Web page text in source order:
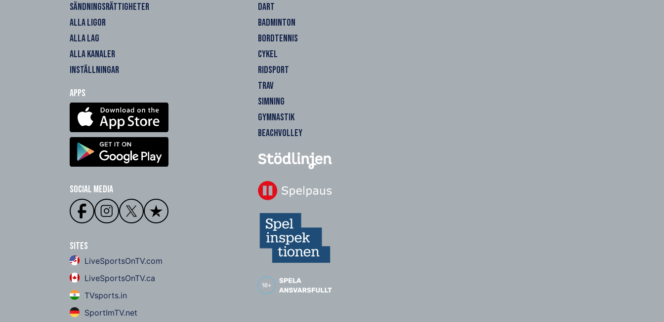
SÄNDNINGSRÄTTIGHETER
ALLA LIGOR
ALLA LAG
ALLA KANALER
INSTÄLLNINGAR
Apps
Social Media
Sites
LiveSportsOnTV.com
LiveSportsOnTV.ca
TVsports.in
SportImTV.net
DART
BADMINTON
BORDTENNIS
CYKEL
RIDSPORT
TRAV
SIMNING
GYMNASTIK
BEACHVOLLEY